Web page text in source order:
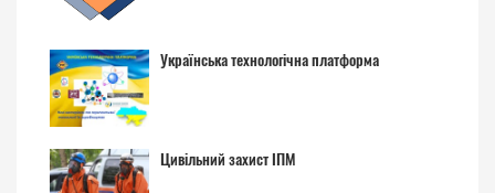
Українська технологічна платформа
Цивільний захист ІПМ